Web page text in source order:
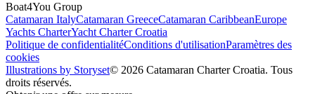
Boat4You Group
Catamaran ItalyCatamaran GreeceCatamaran CaribbeanEurope
Yachts CharterYacht Charter Croatia
Politique de confidentialitéConditions d'utilisationParamètres des
cookies
Illustrations by Storyset© 2026 Catamaran Charter Croatia. Tous
droits réservés.